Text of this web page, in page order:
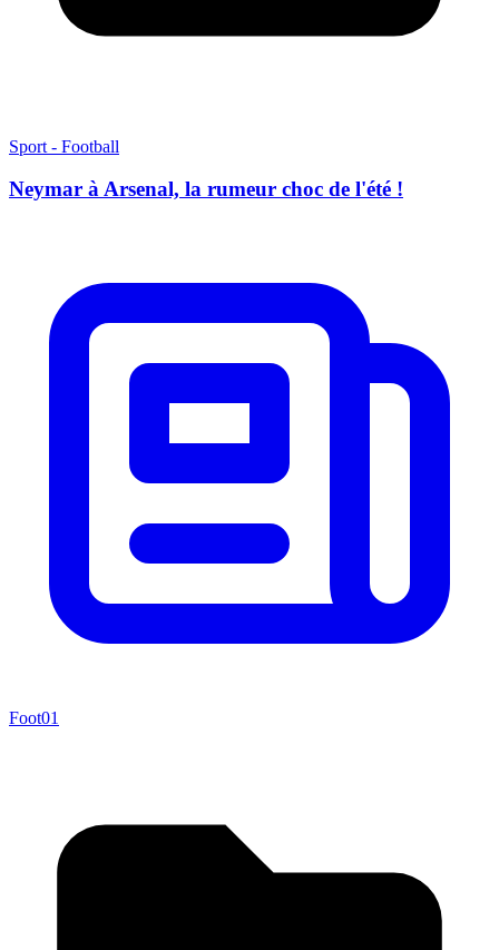
Sport - Football
Neymar à Arsenal, la rumeur choc de l'été !
Foot01